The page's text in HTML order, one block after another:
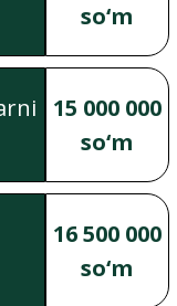
so‘m
15 000 000
so‘m
16 500 000
so‘m